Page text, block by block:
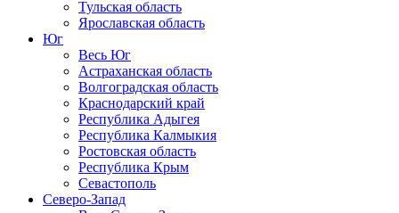
Тульская область
Ярославская область
Юг
Весь Юг
Астраханская область
Волгоградская область
Краснодарский край
Республика Адыгея
Республика Калмыкия
Ростовская область
Республика Крым
Севастополь
Северо-Запад